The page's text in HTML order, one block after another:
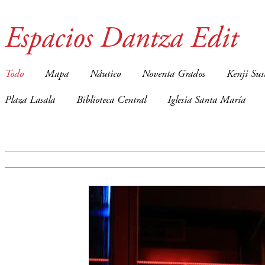
Espacios Dantza Edit
Todo Mapa Náutico Noventa Grados Kenji
Plaza Lasala Biblioteca Central Iglesia Santa María